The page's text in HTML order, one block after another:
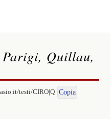
Quillau,
testi/CIRO|Q Copia